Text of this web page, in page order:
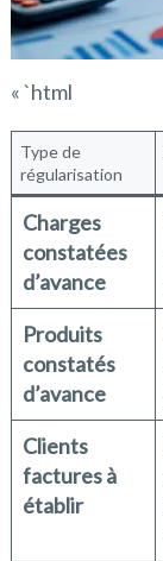
« `html
Type de
régularisation
Charges
constatées
d’avance
Produits
constatés
d’avance
Clients
factures à
établir